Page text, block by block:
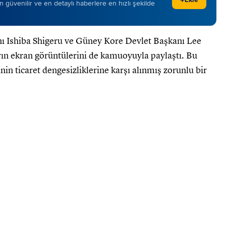
güvenilir ve en detaylı haberlere en hızlı şekilde
Ishiba Shigeru ve Güney Kore Devlet Başkanı Lee
ekran görüntülerini de kamuoyuyla paylaştı. Bu
ticaret dengesizliklerine karşı alınmış zorunlu bir